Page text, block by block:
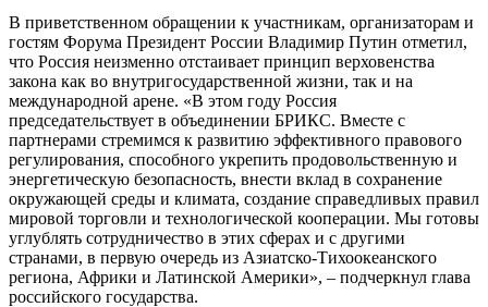
В приветственном обращении к участникам, организаторам и
гостям Форума Президент России Владимир Путин отметил,
что Россия неизменно отстаивает принцип верховенства
закона как во внутригосударственной жизни, так и на
международной арене. «В этом году Россия
председательствует в объединении БРИКС. Вместе с
партнерами стремимся к развитию эффективного правового
регулирования, способного укрепить продовольственную и
энергетическую безопасность, внести вклад в сохранение
окружающей среды и климата, создание справедливых правил
мировой торговли и технологической кооперации. Мы готовы
углублять сотрудничество в этих сферах и с другими
странами, в первую очередь из Азиатско-Тихоокеанского
региона, Африки и Латинской Америки», – подчеркнул глава
российского государства.